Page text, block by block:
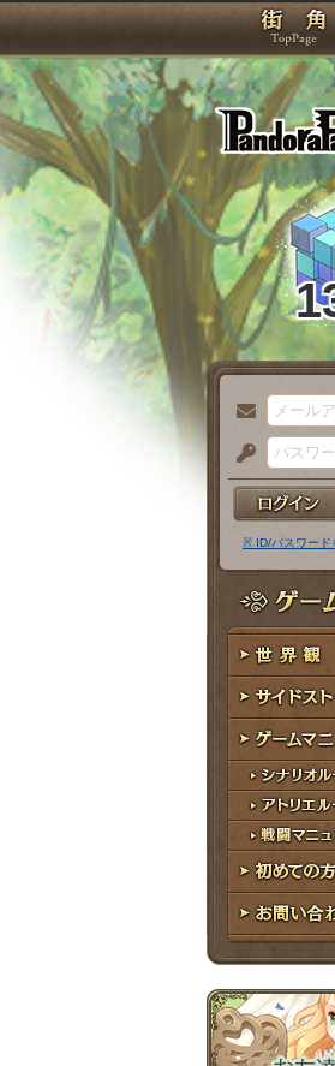
メ
ー
ル
ア
ド
レ
ス
パ
ス
ー
ド
※ ID/パスワード
ゲームガイド
世界観
サイドストーリ
ゲームマニュア
シナリオルール
アトリエルール
戦闘マニュアル
初めての方へ
お問い合わせ